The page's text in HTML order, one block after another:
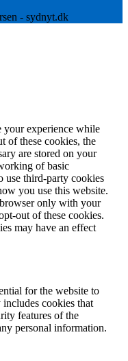
- sydnyt.dk
your experience while
of these cookies, the
are stored on your
of basic
use third-party cookies
you use this website.
only with your
out of these cookies.
may have an effect
for the website to
cookies that
features of the
personal information.